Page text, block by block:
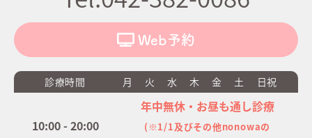
Web予約
診療時間 月 火 水 木 金 土 日祝
10:00 - 20:00
年中無休・お昼も通し診療
(※1/1及びその他nonowaの